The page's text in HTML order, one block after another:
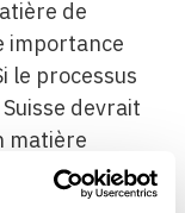
de
importance
le processus
devrait
matière